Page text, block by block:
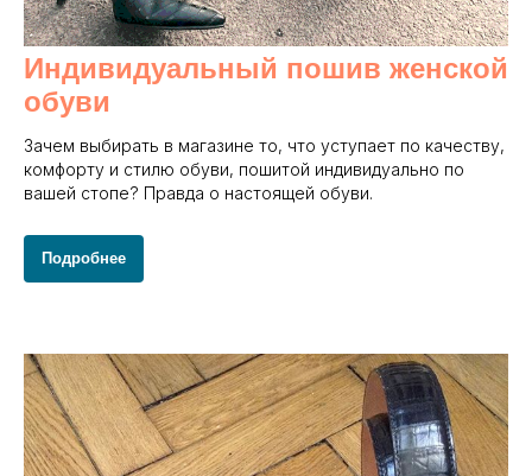
Индивидуальный пошив женской
обуви
Зачем выбирать в магазине то, что уступает по качеству,
комфорту и стилю обуви, пошитой индивидуально по
вашей стопе? Правда о настоящей обуви.
Подробнее